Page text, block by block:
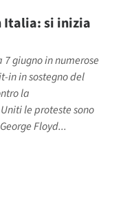
Italia: si inizia
giugno in numerose
in in sostegno del
la
le proteste sono
Floyd...